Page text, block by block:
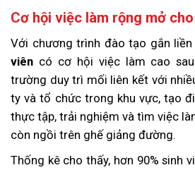
Cơ hội việc làm rộng mở
Với chương trình đào tạo gắn
viên có cơ hội việc làm cao
trường duy trì mối liên kết với
ty và tổ chức trong khu vực, tạo
thực tập, trải nghiệm và tìm việc
còn ngồi trên ghế giảng đường.
Thống kê cho thấy, hơn 90% sinh